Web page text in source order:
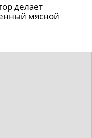
делает
мясной